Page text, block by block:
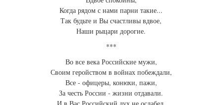
Когда рядом с нами парни такие...
Так будьте и Вы счастливы вдвое,
Наши рыцари дорогие.
***
Во все века Российские мужи,
Своим геройством в войнах побеждали,
Все - офицеры, конюхи, пажи,
За честь России - жизни отдавали.